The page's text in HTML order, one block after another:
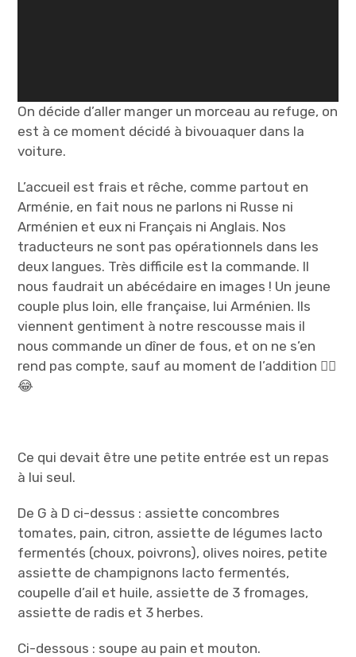
On décide d’aller manger un morceau au refuge, on
est à ce moment décidé à bivouaquer dans la
voiture.
L’accueil est frais et rêche, comme partout en
Arménie, en fait nous ne parlons ni Russe ni
Arménien et eux ni Français ni Anglais. Nos
traducteurs ne sont pas opérationnels dans les
deux langues. Très difficile est la commande. Il
nous faudrait un abécédaire en images ! Un jeune
couple plus loin, elle française, lui Arménien. Ils
viennent gentiment à notre rescousse mais il
nous commande un dîner de fous, et on ne s’en
rend pas compte, sauf au moment de l’addition 😵‍💫
😂
Ce qui devait être une petite entrée est un repas
à lui seul.
De G à D ci-dessus : assiette concombres
tomates, pain, citron, assiette de légumes lacto
fermentés (choux, poivrons), olives noires, petite
assiette de champignons lacto fermentés,
coupelle d’ail et huile, assiette de 3 fromages,
assiette de radis et 3 herbes.
Ci-dessous : soupe au pain et mouton.